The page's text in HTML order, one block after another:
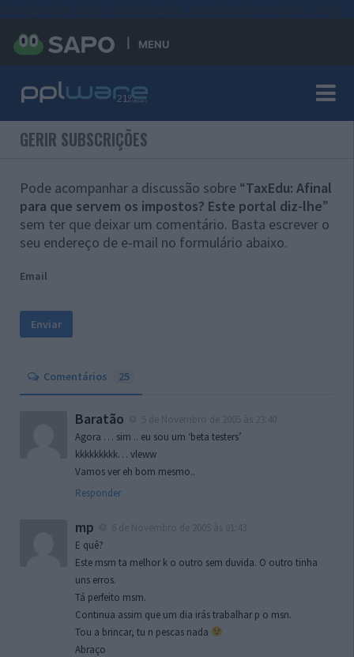
MENU
GERIR SUBSCRIÇÕES
Pode acompanhar a discussão sobre “TaxEdu: Afinal
para que servem os impostos? Este portal diz-lhe”
sem ter que deixar um comentário. Basta escrever o
seu endereço de e-mail no formulário abaixo.
Email
Comentários 25
Baratão
Agora … sim .. eu sou um ‘beta testers’
kkkkkkkkk… vleww
Vamos ver eh bom mesmo..
Responder
mp
E quê?
Este msm ta melhor k o outro sem duvida. O outro tinha
uns erros.
Tá perfeito msm.
Continua assim que um dia irás trabalhar p o msn.
Tou a brincar, tu n pescas nada
Abraço